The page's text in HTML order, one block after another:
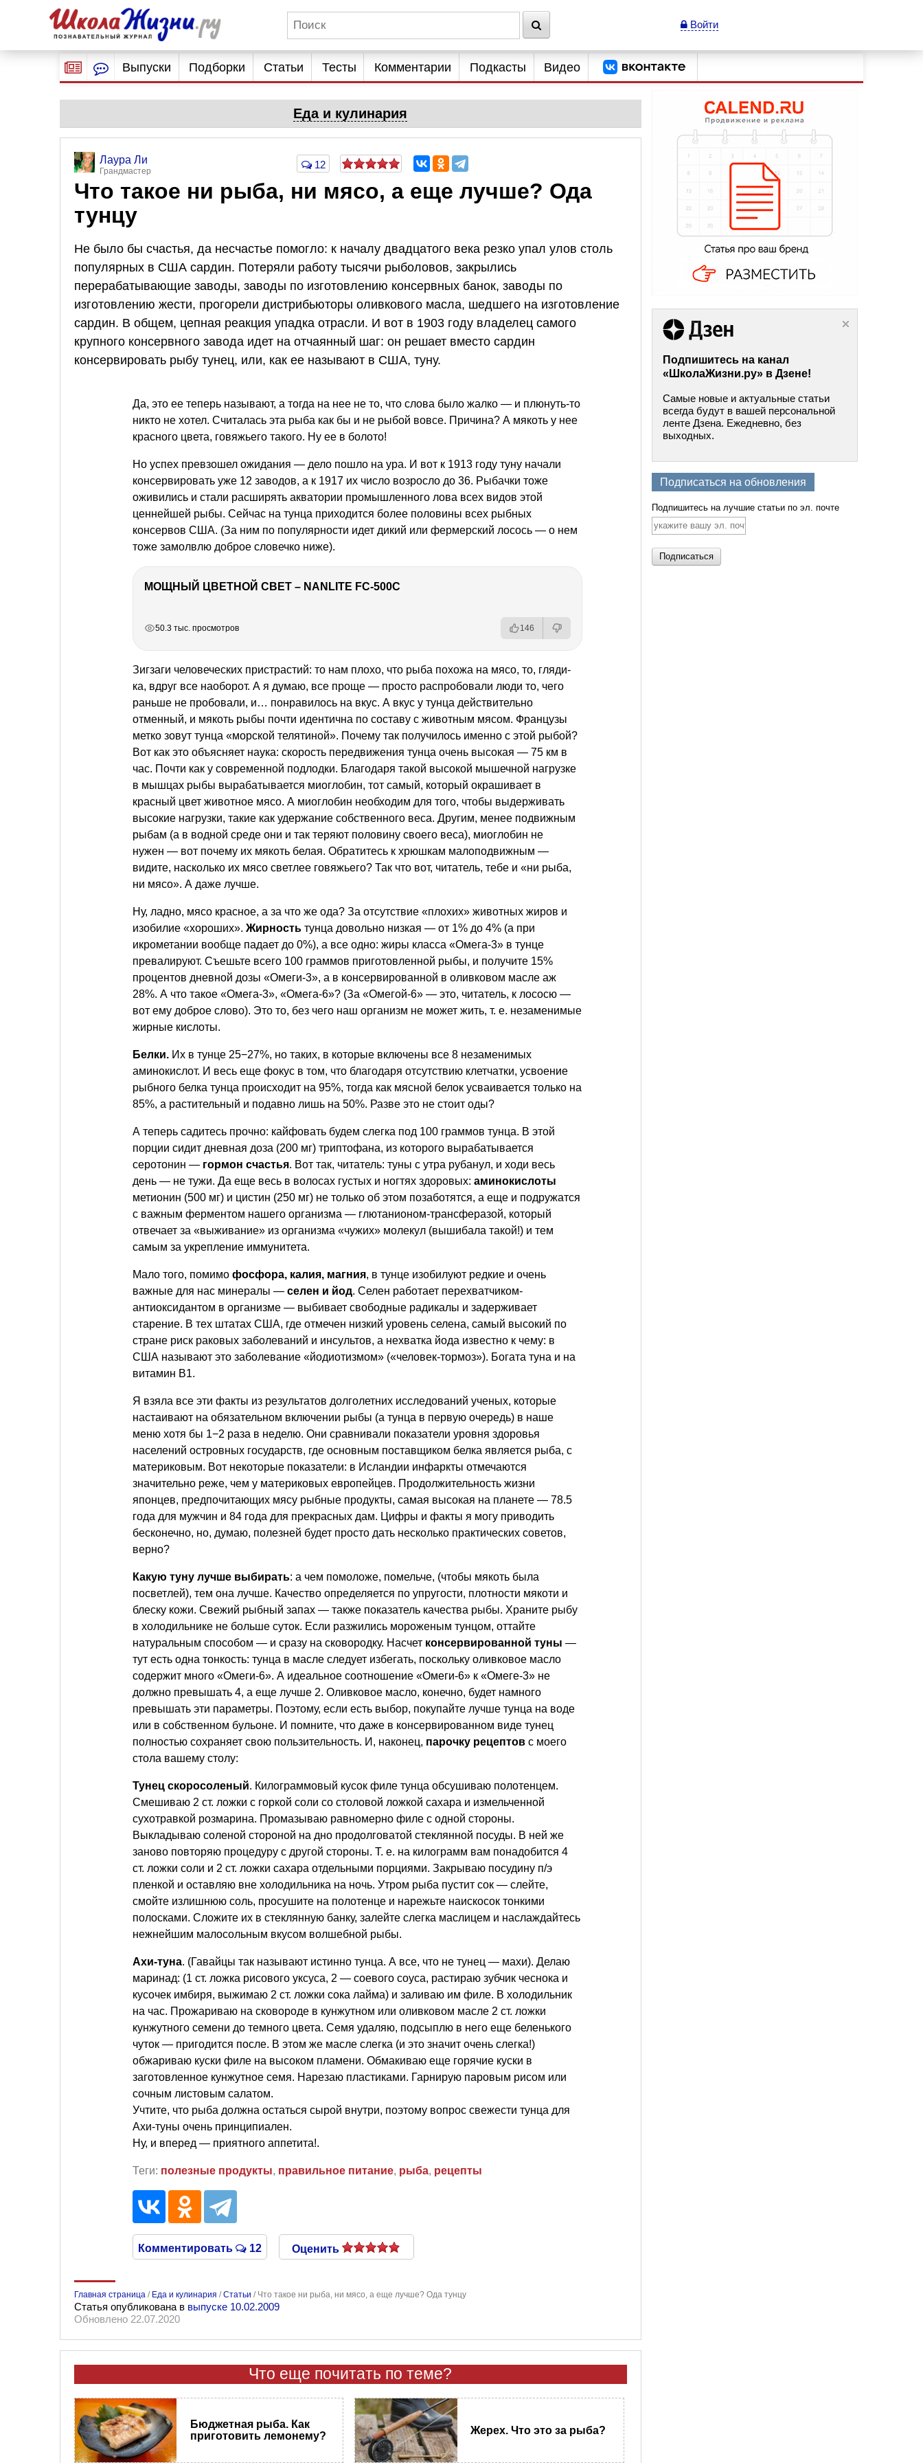
Войти
Выпуски Подборки Статьи Тесты Комментарии Подкасты Видео
Еда и кулинария
Лаура Ли
Грандмастер
12
Что такое ни рыба, ни мясо, а еще лучше? Ода
тунцу
Не было бы счастья, да несчастье помогло: к началу двадцатого века резко упал улов столь
популярных в США сардин. Потеряли работу тысячи рыболовов, закрылись
перерабатывающие заводы, заводы по изготовлению консервных банок, заводы по
изготовлению жести, прогорели дистрибьюторы оливкового масла, шедшего на изготовление
сардин. В общем, цепная реакция упадка отрасли. И вот в 1903 году владелец самого
крупного консервного завода идет на отчаянный шаг: он решает вместо сардин
консервировать рыбу тунец, или, как ее называют в США, туну.
Да, это ее теперь называют, а тогда на нее не то, что слова было жалко — и плюнуть-то
никто не хотел. Считалась эта рыба как бы и не рыбой вовсе. Причина? А мякоть у нее
красного цвета, говяжьего такого. Ну ее в болото!
Но успех превзошел ожидания — дело пошло на ура. И вот к 1913 году туну начали
консервировать уже 12 заводов, а к 1917 их число возросло до 36. Рыбачки тоже
оживились и стали расширять акватории промышленного лова всех видов этой
ценнейшей рыбы. Сейчас на тунца приходится более половины всех рыбных
консервов США. (За ним по популярности идет дикий или фермерский лосось — о нем
тоже замолвлю доброе словечко ниже).
МОЩНЫЙ ЦВЕТНОЙ СВЕТ – NANLITE FC-500C
50.3 тыс. просмотров 146
Зигзаги человеческих пристрастий: то нам плохо, что рыба похожа на мясо, то, гляди-
ка, вдруг все наоборот. А я думаю, все проще — просто распробовали люди то, чего
раньше не пробовали, и… понравилось на вкус. А вкус у тунца действительно
отменный, и мякоть рыбы почти идентична по составу с животным мясом. Французы
метко зовут тунца «морской телятиной». Почему так получилось именно с этой рыбой?
Вот как это объясняет наука: скорость передвижения тунца очень высокая — 75 км в
час. Почти как у современной подлодки. Благодаря такой высокой мышечной нагрузке
в мышцах рыбы вырабатывается миоглобин, тот самый, который окрашивает в
красный цвет животное мясо. А миоглобин необходим для того, чтобы выдерживать
высокие нагрузки, такие как удержание собственного веса. Другим, менее подвижным
рыбам (а в водной среде они и так теряют половину своего веса), миоглобин не
нужен — вот почему их мякоть белая. Обратитесь к хрюшкам малоподвижным —
видите, насколько их мясо светлее говяжьего? Так что вот, читатель, тебе и «ни рыба,
ни мясо». А даже лучше.
Ну, ладно, мясо красное, а за что же ода? За отсутствие «плохих» животных жиров и
изобилие «хороших». Жирность тунца довольно низкая — от 1% до 4% (а при
икрометании вообще падает до 0%), а все одно: жиры класса «Омега-3» в тунце
превалируют. Съешьте всего 100 граммов приготовленной рыбы, и получите 15%
процентов дневной дозы «Омеги-3», а в консервированной в оливковом масле аж
28%. А что такое «Омега-3», «Омега-6»? (За «Омегой-6» — это, читатель, к лососю —
вот ему доброе слово). Это то, без чего наш организм не может жить, т. е. незаменимые
жирные кислоты.
Белки. Их в тунце 25−27%, но таких, в которые включены все 8 незаменимых
аминокислот. И весь еще фокус в том, что благодаря отсутствию клетчатки, усвоение
рыбного белка тунца происходит на 95%, тогда как мясной белок усваивается только на
85%, а растительный и подавно лишь на 50%. Разве это не стоит оды?
А теперь садитесь прочно: кайфовать будем слегка под 100 граммов тунца. В этой
порции сидит дневная доза (200 мг) триптофана, из которого вырабатывается
серотонин — гормон счастья. Вот так, читатель: туны с утра рубанул, и ходи весь
день — не тужи. Да еще весь в волосах густых и ногтях здоровых: аминокислоты
метионин (500 мг) и цистин (250 мг) не только об этом позаботятся, а еще и подружатся
с важным ферментом нашего организма — глютанионом-трансферазой, который
отвечает за «выживание» из организма «чужих» молекул (вышибала такой!) и тем
самым за укрепление иммунитета.
Мало того, помимо фосфора, калия, магния, в тунце изобилуют редкие и очень
важные для нас минералы — селен и йод. Селен работает перехватчиком-
антиоксидантом в организме — выбивает свободные радикалы и задерживает
старение. В тех штатах США, где отмечен низкий уровень селена, самый высокий по
стране риск раковых заболеваний и инсультов, а нехватка йода известно к чему: в
США называют это заболевание «йодиотизмом» («человек-тормоз»). Богата туна и на
витамин В1.
Я взяла все эти факты из результатов долголетних исследований ученых, которые
настаивают на обязательном включении рыбы (а тунца в первую очередь) в наше
меню хотя бы 1−2 раза в неделю. Они сравнивали показатели уровня здоровья
населений островных государств, где основным поставщиком белка является рыба, с
материковым. Вот некоторые показатели: в Исландии инфаркты отмечаются
значительно реже, чем у материковых европейцев. Продолжительность жизни
японцев, предпочитающих мясу рыбные продукты, самая высокая на планете — 78.5
года для мужчин и 84 года для прекрасных дам. Цифры и факты я могу приводить
бесконечно, но, думаю, полезней будет просто дать несколько практических советов,
верно?
Какую туну лучше выбирать: а чем помоложе, помельче, (чтобы мякоть была
посветлей), тем она лучше. Качество определяется по упругости, плотности мякоти и
блеску кожи. Свежий рыбный запах — также показатель качества рыбы. Храните рыбу
в холодильнике не больше суток. Если разжились мороженым тунцом, оттайте
натуральным способом — и сразу на сковородку. Насчет консервированной туны —
тут есть одна тонкость: тунца в масле следует избегать, поскольку оливковое масло
содержит много «Омеги-6». А идеальное соотношение «Омеги-6» к «Омеге-3» не
должно превышать 4, а еще лучше 2. Оливковое масло, конечно, будет намного
превышать эти параметры. Поэтому, если есть выбор, покупайте лучше тунца на воде
или в собственном бульоне. И помните, что даже в консервированном виде тунец
полностью сохраняет свою пользительность. И, наконец, парочку рецептов с моего
стола вашему столу:
Тунец скоросоленый. Килограммовый кусок филе тунца обсушиваю полотенцем.
Смешиваю 2 ст. ложки с горкой соли со столовой ложкой сахара и измельченной
сухотравкой розмарина. Промазываю равномерно филе с одной стороны.
Выкладываю соленой стороной на дно продолговатой стеклянной посуды. В ней же
заново повторяю процедуру с другой стороны. Т. е. на килограмм вам понадобится 4
ст. ложки соли и 2 ст. ложки сахара отдельными порциями. Закрываю посудину п/э
пленкой и оставляю вне холодильника на ночь. Утром рыба пустит сок — слейте,
смойте излишнюю соль, просушите на полотенце и нарежьте наискосок тонкими
полосками. Сложите их в стеклянную банку, залейте слегка маслицем и наслаждайтесь
нежнейшим малосольным вкусом волшебной рыбы.
Ахи-туна. (Гавайцы так называют истинно тунца. А все, что не тунец — махи). Делаю
маринад: (1 ст. ложка рисового уксуса, 2 — соевого соуса, растираю зубчик чеснока и
кусочек имбиря, выжимаю 2 ст. ложки сока лайма) и заливаю им филе. В холодильник
на час. Прожариваю на сковороде в кунжутном или оливковом масле 2 ст. ложки
кунжутного семени до темного цвета. Семя удаляю, подсыплю в него еще беленького
чуток — пригодится после. В этом же масле слегка (и это значит очень слегка!)
обжариваю куски филе на высоком пламени. Обмакиваю еще горячие куски в
заготовленное кунжутное семя. Нарезаю пластиками. Гарнирую паровым рисом или
сочным листовым салатом.
Учтите, что рыба должна остаться сырой внутри, поэтому вопрос свежести тунца для
Ахи-туны очень принципиален.
Ну, и вперед — приятного аппетита!.
Теги: полезные продукты, правильное питание, рыба, рецепты
Комментировать 12 Оценить
Главная страница / Еда и кулинария /Статьи / Что такое ни рыба, ни мясо, а еще лучше? Ода тунцу
Статья опубликована в выпуске 10.02.2009
Обновлено 22.07.2020
Что еще почитать по теме?
Бюджетная рыба. Как
приготовить лемонему?
Жерех. Что это за рыба?
Подпишитесь на канал
«ШколаЖизни.ру» в Дзене!
Самые новые и актуальные статьи
всегда будут в вашей персональной
ленте Дзена. Ежедневно, без
выходных.
Подписаться на обновления
Подпишитесь на лучшие статьи по эл. почте